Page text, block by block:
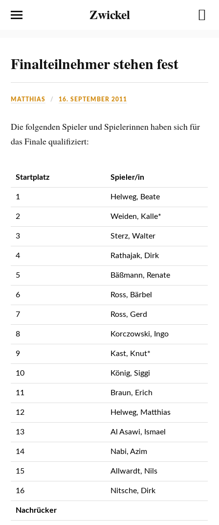
Zwickel
Finalteilnehmer stehen fest
MATTHIAS 16. SEPTEMBER 2011
Die folgenden Spieler und Spielerinnen haben sich für
das Finale qualifiziert:
Startplatz Spieler/in
1 Helweg, Beate
2 Weiden, Kalle*
3 Sterz, Walter
4 Rathajak, Dirk
5 Bäßmann, Renate
6 Ross, Bärbel
7 Ross, Gerd
8 Korczowski, Ingo
9 Kast, Knut*
10 König, Siggi
11 Braun, Erich
12 Helweg, Matthias
13 Al Asawi, Ismael
14 Nabi, Azim
15 Allwardt, Nils
16 Nitsche, Dirk
Nachrücker